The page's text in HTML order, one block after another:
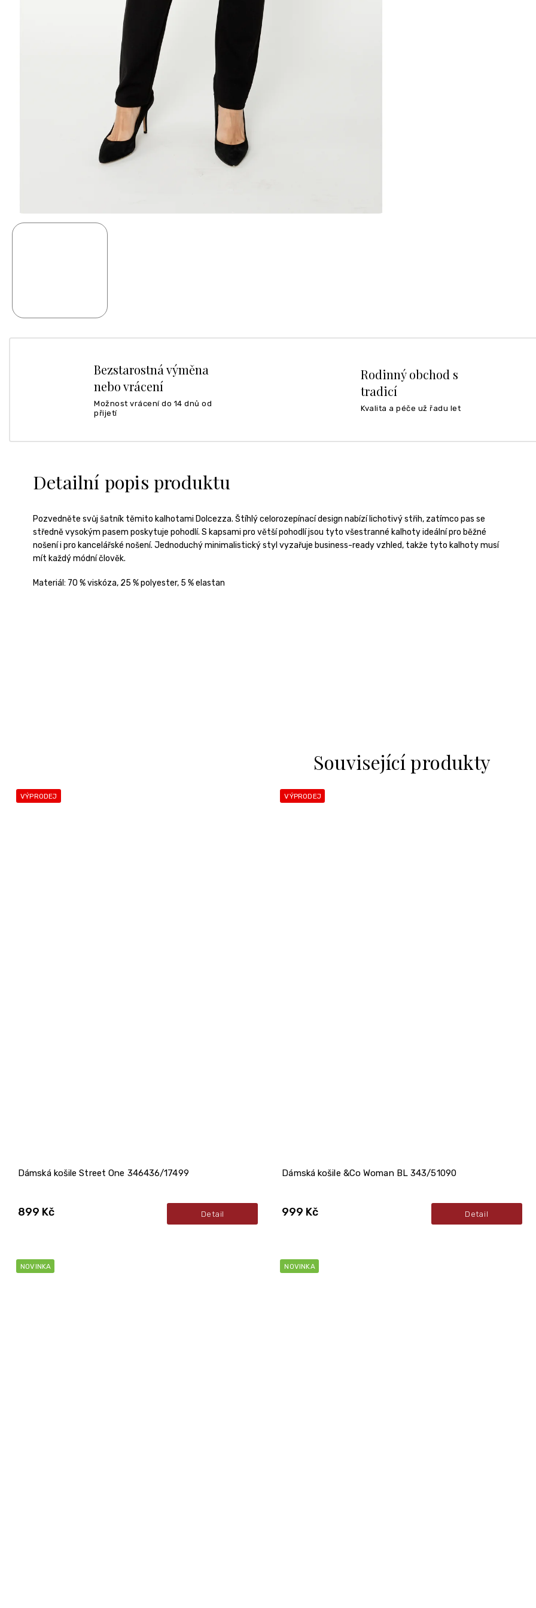
Bezstarostná výměna
nebo vrácení
Možnost vrácení do 14 dnů od
přijetí
Rodinný obchod s
tradicí
Kvalita a péče už řadu let
Související produkty
VÝPRODEJ
Dámská košile Street One 346436/17499
899 Kč Detail
VÝPRODEJ
Dámská košile &Co Woman BL 343/51090
999 Kč Detail
NOVINKA NOVINKA
Detailní popis produktu
Pozvedněte svůj šatník těmito kalhotami Dolcezza. Štíhlý celorozepínací design nabízí lichotivý střih, zatímco pas se
středně vysokým pasem poskytuje pohodlí. S kapsami pro větší pohodlí jsou tyto všestranné kalhoty ideální pro běžné
nošení i pro kancelářské nošení. Jednoduchý minimalistický styl vyzařuje business-ready vzhled, takže tyto kalhoty musí
mít každý módní člověk.
Materiál: 70 % viskóza, 25 % polyester, 5 % elastan